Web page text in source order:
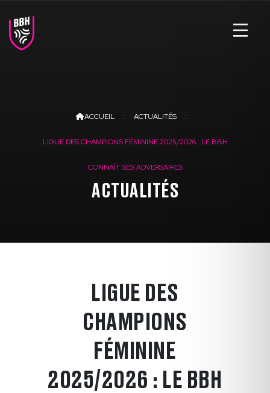
ACCUEIL ACTUALITÉS
LIGUE DES CHAMPIONS FÉMININE 2025/2026 : LE BBH
CONNAÎT SES ADVERSAIRES
ACTUALITÉS
LIGUE DES
CHAMPIONS
FÉMININE
2025/2026 : LE BBH